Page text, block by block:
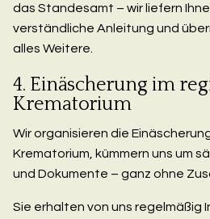
das Standesamt – wir liefern
verständliche Anleitung und
alles Weitere.
4. Einäscherung im
Krematorium
Wir organisieren die
Krematorium, kümmern uns um
und Dokumente – ganz ohne
Sie erhalten von uns regelmäßig